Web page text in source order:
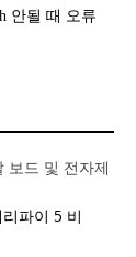
안될 때 오류
보드 및 전자제
파이 5 비